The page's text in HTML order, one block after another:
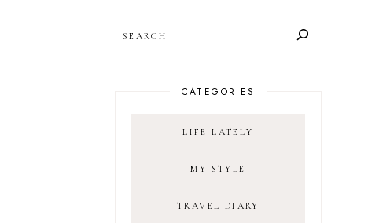
CATEGORIES
LIFE LATELY
MY STYLE
TRAVEL DIARY